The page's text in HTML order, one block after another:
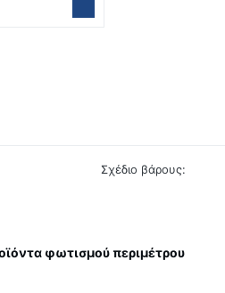
Σχέδιο βάρους:
φωτισμού περιμέτρου